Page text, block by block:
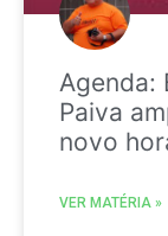
Agenda:
Paiva
novo
VER MATÉRIA »